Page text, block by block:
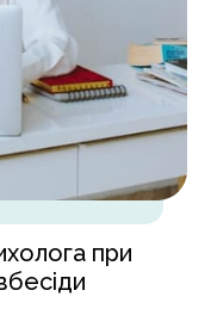
при